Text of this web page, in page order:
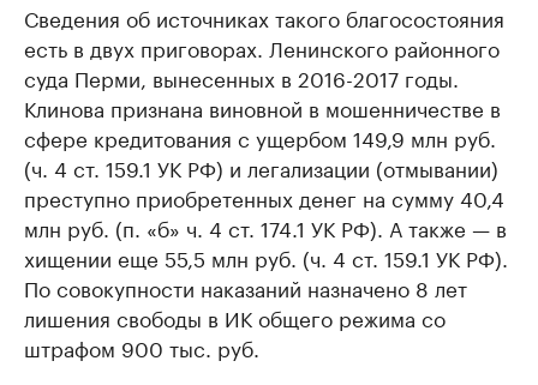
Сведения об источниках такого благосостояния
есть в двух приговорах. Ленинского районного
суда Перми, вынесенных в 2016-2017 годы.
Клинова признана виновной в мошенничестве в
сфере кредитования с ущербом 149,9 млн руб.
(ч. 4 ст. 159.1 УК РФ) и легализации (отмывании)
преступно приобретенных денег на сумму 40,4
млн руб. (п. «б» ч. 4 ст. 174.1 УК РФ). А также — в
хищении еще 55,5 млн руб. (ч. 4 ст. 159.1 УК РФ).
По совокупности наказаний назначено 8 лет
лишения свободы в ИК общего режима со
штрафом 900 тыс. руб.